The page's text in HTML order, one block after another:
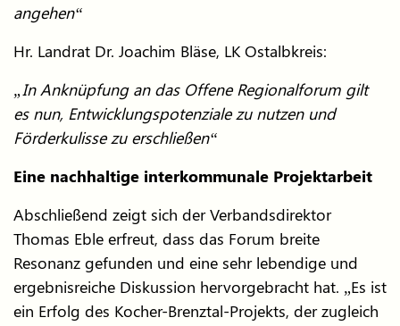
angehen“
Hr. Landrat Dr. Joachim Bläse, LK Ostalbkreis:
„In Anknüpfung an das Offene Regionalforum gilt
es nun, Entwicklungspotenziale zu nutzen und
Förderkulisse zu erschließen“
Eine nachhaltige interkommunale Projektarbeit
Abschließend zeigt sich der Verbandsdirektor
Thomas Eble erfreut, dass das Forum breite
Resonanz gefunden und eine sehr lebendige und
ergebnisreiche Diskussion hervorgebracht hat. „Es ist
ein Erfolg des Kocher-Brenztal-Projekts, der zugleich